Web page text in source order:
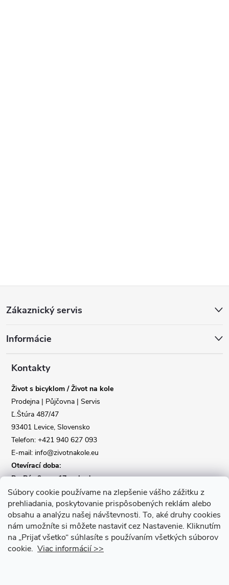
Súbory cookie používame na zlepšenie vášho zážitku z
prehliadania, poskytovanie prispôsobených reklám alebo
obsahu a analýzu našej návštevnosti. To, aké druhy cookies
nám umožníte si môžete nastaviť cez Nastavenie. Kliknutím
na „Prijať všetko“ súhlasíte s používaním všetkých súborov
cookie. Viac informácií >>
p
Zákaznický servis
Informácie
Kontakty
Život s bicyklom / Život na kole
Prodejna | Půjčovna | Servis
Ľ.Štúra 487/47
93401 Levice, Slovensko
Telefon: +421 940 627 093
E-mail: info@zivotnakole.eu
Otevírací doba:
Po-Pá : 9,oo - 17,oo hod
So : 9,oo - 12,oo | Ne : Zavřeno
Kontaktní formulář